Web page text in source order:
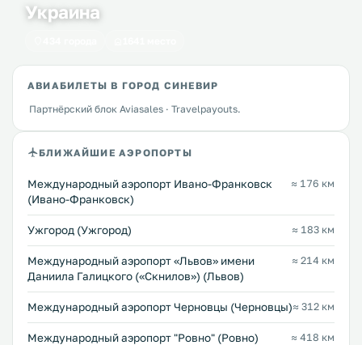
Украина
АВИАБИЛЕТЫ В ГОРОД СИНЕВИР
Партнёрский блок Aviasales · Travelpayouts.
БЛИЖАЙШИЕ АЭРОПОРТЫ
Международный аэропорт Ивано-Франковск
(Ивано-Франковск)
≈ 176 км
Ужгород (Ужгород) ≈ 183 км
Междунарoдный аэропорт «Львов» имени
Даниила Галицкого («Скнилов») (Львов)
≈ 214 км
Международный аэропорт Черновцы (Черновцы)≈ 312 км
Междунарoдный аэропорт "Ровно" (Ровно) ≈ 418 км